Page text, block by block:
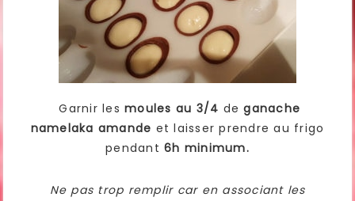
Garnir les moules au 3/4 de ganache
namelaka amande et laisser prendre au frigo
pendant6h minimum.
Ne pas trop remplir car en associant les